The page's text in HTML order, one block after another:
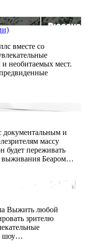
вместе со
необитаемых мест.
документальным и
массу
будет переживать
выживания Беаром…
Выжить любой
зрителю
шоу…